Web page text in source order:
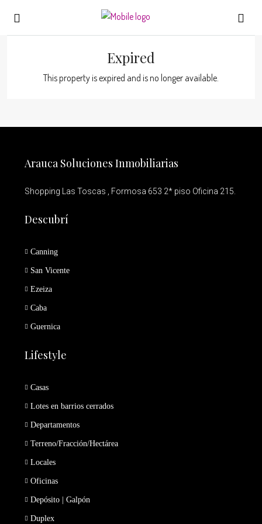
Expired
This property is expired and is no longer available.
Arauca Soluciones Inmobiliarias
Shopping Las Toscas , Formosa 653 2* piso Oficina 215.
Descubrí
Canning
San Vicente
Ezeiza
Caba
Guernica
Lifestyle
Casas
Lotes en barrios cerrados
Departamentos
Terreno/Fracción/Hectárea
Locales
Oficinas
Depósito | Galpón
Duplex